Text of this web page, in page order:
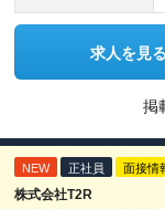
求人を見る
掲
NEW 正社員 面接情
株式会社T2R